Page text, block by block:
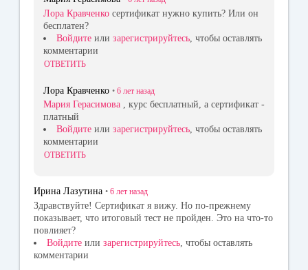
Лора Кравченко сертификат нужно купить? Или он
бесплатен?
Войдите или зарегистрируйтесь , чтобы оставлять
комментарии
ОТВЕТИТЬ
Лора Кравченко • 6 лет назад
Мария Герасимова , курс бесплатный, а сертификат -
платный
Войдите или зарегистрируйтесь, чтобы оставлять
комментарии
ОТВЕТИТЬ
Ирина Лазутина • 6 лет назад
Здравствуйте! Сертификат я вижу. Но по-прежнему
показывает, что итоговый тест не пройден. Это на что-то
повлияет?
Войдите или зарегистрируйтесь , чтобы оставлять
комментарии